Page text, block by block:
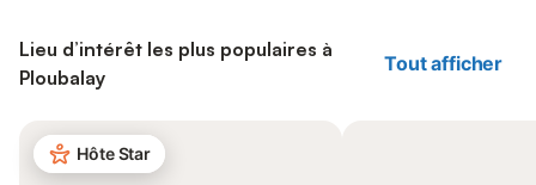
Lieu d’intérêt les plus populaires à
Ploubalay
Tout afficher
Hôte Star